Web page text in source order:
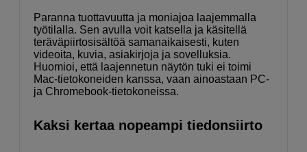
Paranna tuottavuutta ja moniajoa laajemmalla
työtilalla. Sen avulla voit katsella ja käsitellä
teräväpiirtosisältöä samanaikaisesti, kuten
videoita, kuvia, asiakirjoja ja sovelluksia.
Huomioi, että laajennetun näytön tuki ei toimi
Mac-tietokoneiden kanssa, vaan ainoastaan PC-
ja Chromebook-tietokoneissa.
Kaksi kertaa nopeampi tiedonsiirto